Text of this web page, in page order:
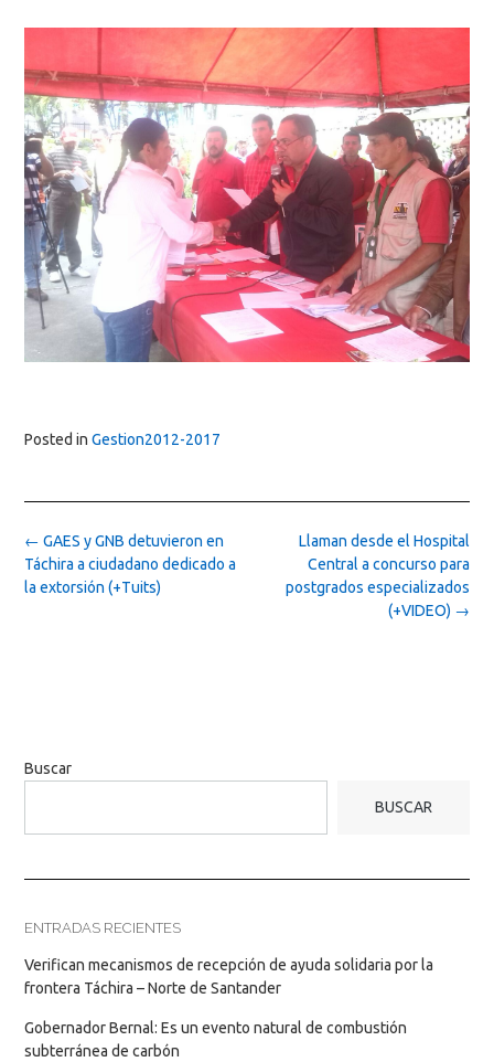
Posted in Gestion2012-2017
Post
navigation
Llaman desde el Hospital
Central a concurso para
postgrados especializados
(+VIDEO) →
← GAES y GNB detuvieron en
Táchira a ciudadano dedicado a
la extorsión (+Tuits)
Buscar
BUSCAR
ENTRADAS RECIENTES
Verifican mecanismos de recepción de ayuda solidaria por la
frontera Táchira – Norte de Santander
Gobernador Bernal: Es un evento natural de combustión
subterránea de carbón